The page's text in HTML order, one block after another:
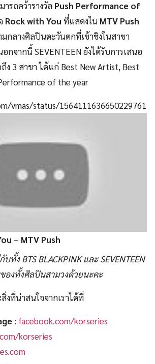
ารถคว้ารางวัล Push Performance of
Rock with You ที่แสดงใน MTV Push
มกลางศิลปินตะวันตกที่เข้าชิงในสาขา
กจากนี้ SEVENTEEN ยังได้รับการเสนอ
ง 3 สาขา ได้แก่ Best New Artist, Best
of the year
vmas/status/1564111636650229761
– MTV Push
ทั้ง BTS BLACKPINK และ SEVENTEEN
องทั้งศิลปินสามวงด้วยนะคะ
งที่น่าสนใจจากเราได้ที่
: facebook.com/korseries
korseries